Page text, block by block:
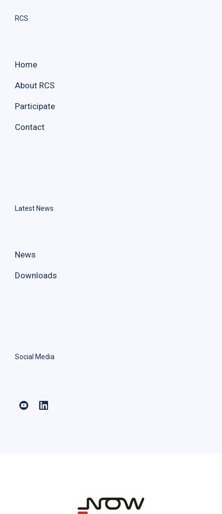
RCS
Home
About RCS
Participate
Contact
Latest News
News
Downloads
Social Media